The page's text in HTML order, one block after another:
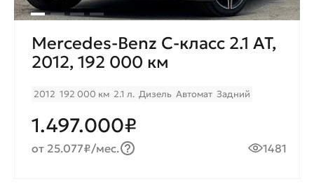
Mercedes-Benz C-класс 2.1 AT,
2012, 192 000 км
2012 192 000 км 2.1 л. Дизель Автомат Задний
1.497.000₽
от 25.077₽/мес. 1481